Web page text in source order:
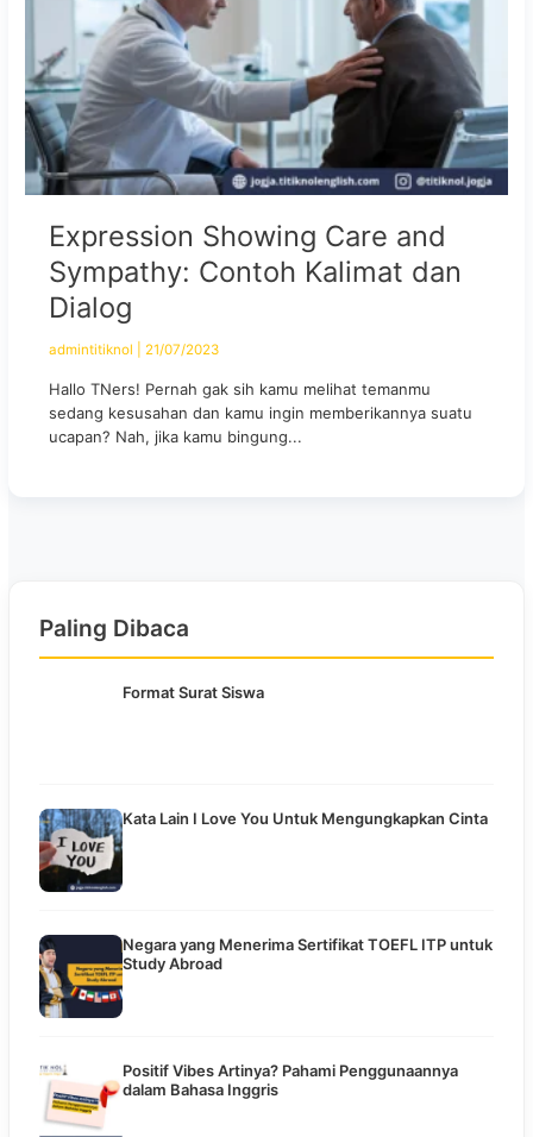
Expression Showing Care and
Sympathy: Contoh Kalimat dan
Dialog
admintitiknol |21/07/2023
Hallo TNers! Pernah gak sih kamu melihat temanmu
sedang kesusahan dan kamu ingin memberikannya suatu
ucapan? Nah, jika kamu bingung...
Paling Dibaca
Format Surat Siswa
Kata Lain I Love You Untuk Mengungkapkan Cinta
Negara yang Menerima Sertifikat TOEFL ITP untuk
Study Abroad
Positif Vibes Artinya? Pahami Penggunaannya
dalam Bahasa Inggris